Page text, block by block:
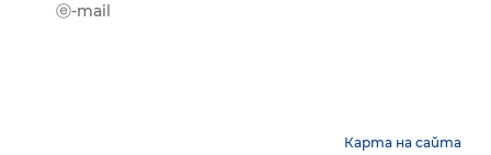
ⓔ-mail
Карта на сайта